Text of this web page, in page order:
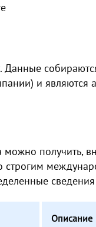
Данные
и являются
получить,
строгим
Описание